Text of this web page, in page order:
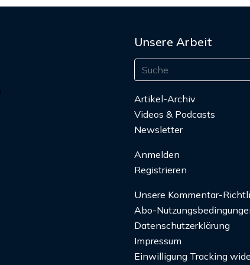
Unsere Arbeit
Artikel-Archiv
Videos & Podcasts
Newsletter
Anmelden
Registrieren
Unsere Kommentar-
Abo-
Datenschutzerklärung
Impressum
Einwilligung Tracking